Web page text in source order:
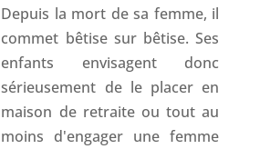
Depuis la mort de sa femme, il
commet bêtise sur bêtise. Ses
enfants envisagent donc
sérieusement de le placer en
maison de retraite ou tout au
moins d'engager une femme